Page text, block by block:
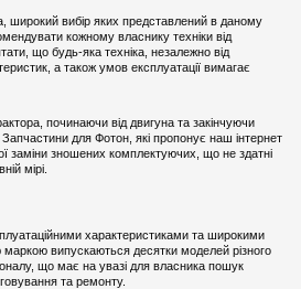
широкий вибір яких представлений в даному
кожному власнику техніки від
що будь-яка техніка, незалежно від
а також умов експлуатації вимагає
починаючи від двигуна та закінчуючи
для Фотон, які пропонує наш інтернет
заміни зношених комплектуючих, що не здатні
мірі.
характеристиками та широкими
маркою випускаються десятки моделей різного
що має на увазі для власника пошук
та ремонту.